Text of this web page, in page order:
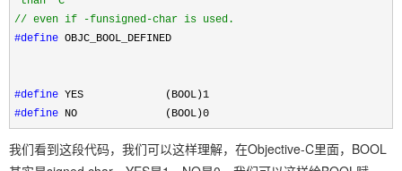
// even if -funsigned-char is used.
#define OBJC_BOOL_DEFINED
#define YES (BOOL)1
#define NO (BOOL)0
我们看到这段代码，我们可以这样理解，在Objective-C里面，BOOL